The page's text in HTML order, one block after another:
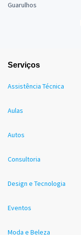
Guarulhos
Serviços
Assistência Técnica
Aulas
Autos
Consultoria
Design e Tecnologia
Eventos
Moda e Beleza